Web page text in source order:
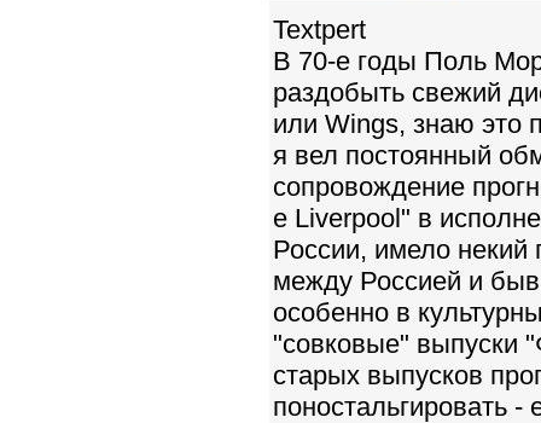
Textpert
В 70-е годы Поль
раздобыть свежий
или Wings, знаю это
я вел постоянный
сопровождение
e Liverpool" в
России, имело
между Россией и
особенно в
"совковые" выпуски
старых выпусков
поностальгировать -